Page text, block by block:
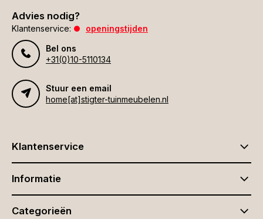
Advies nodig?
Klantenservice:
openingstijden
Bel ons
+31(0)10-5110134
Stuur een email
home[at]stigter-tuinmeubelen.nl
Klantenservice
Informatie
Categorieën